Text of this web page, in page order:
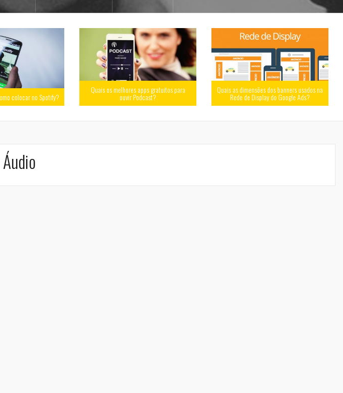
colocar no Spotify?
Quais os melhores apps gratuitos para
ouvir Podcast?
Quais as dimensões dos banners usados na
Rede de Display do Google Ads?
Áudio